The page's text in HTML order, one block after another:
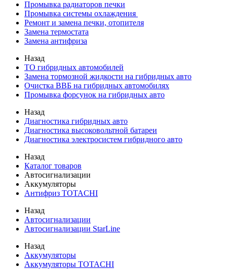
Промывка радиаторов печки
Промывка системы охлаждения
Ремонт и замена печки, отопителя
Замена термостата
Замена антифриза
Назад
ТО гибридных автомобилей
Замена тормозной жидкости на гибридных авто
Очистка ВВБ на гибридных автомобилях
Промывка форсунок на гибридных авто
Назад
Диагностика гибридных авто
Диагностика высоковольтной батареи
Диагностика электросистем гибридного авто
Назад
Каталог товаров
Автосигнализации
Аккумуляторы
Антифриз TOTACHI
Назад
Автосигнализации
Автосигнализации StarLine
Назад
Аккумуляторы
Аккумуляторы TOTACHI